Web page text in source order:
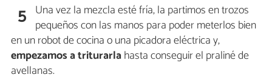
5 Una vez la mezcla esté fría, la partimos en trozos
pequeños con las manos para poder meterlos bien
en un robot de cocina o una picadora eléctrica y,
empezamos a triturarlahasta conseguir el praliné de
avellanas.